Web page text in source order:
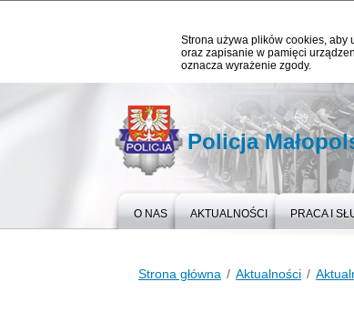
Strona używa plików cookies, aby
oraz zapisanie w pamięci
oznacza wyrażenie zgody.
Policja
O NAS AKTUALNOŚCI PRACA I
Strona główna Aktualności